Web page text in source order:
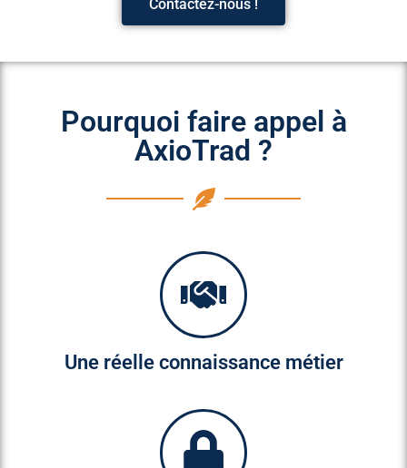
Contactez-nous !
Pourquoi faire appel à
AxioTrad ?
Une réelle connaissance métier